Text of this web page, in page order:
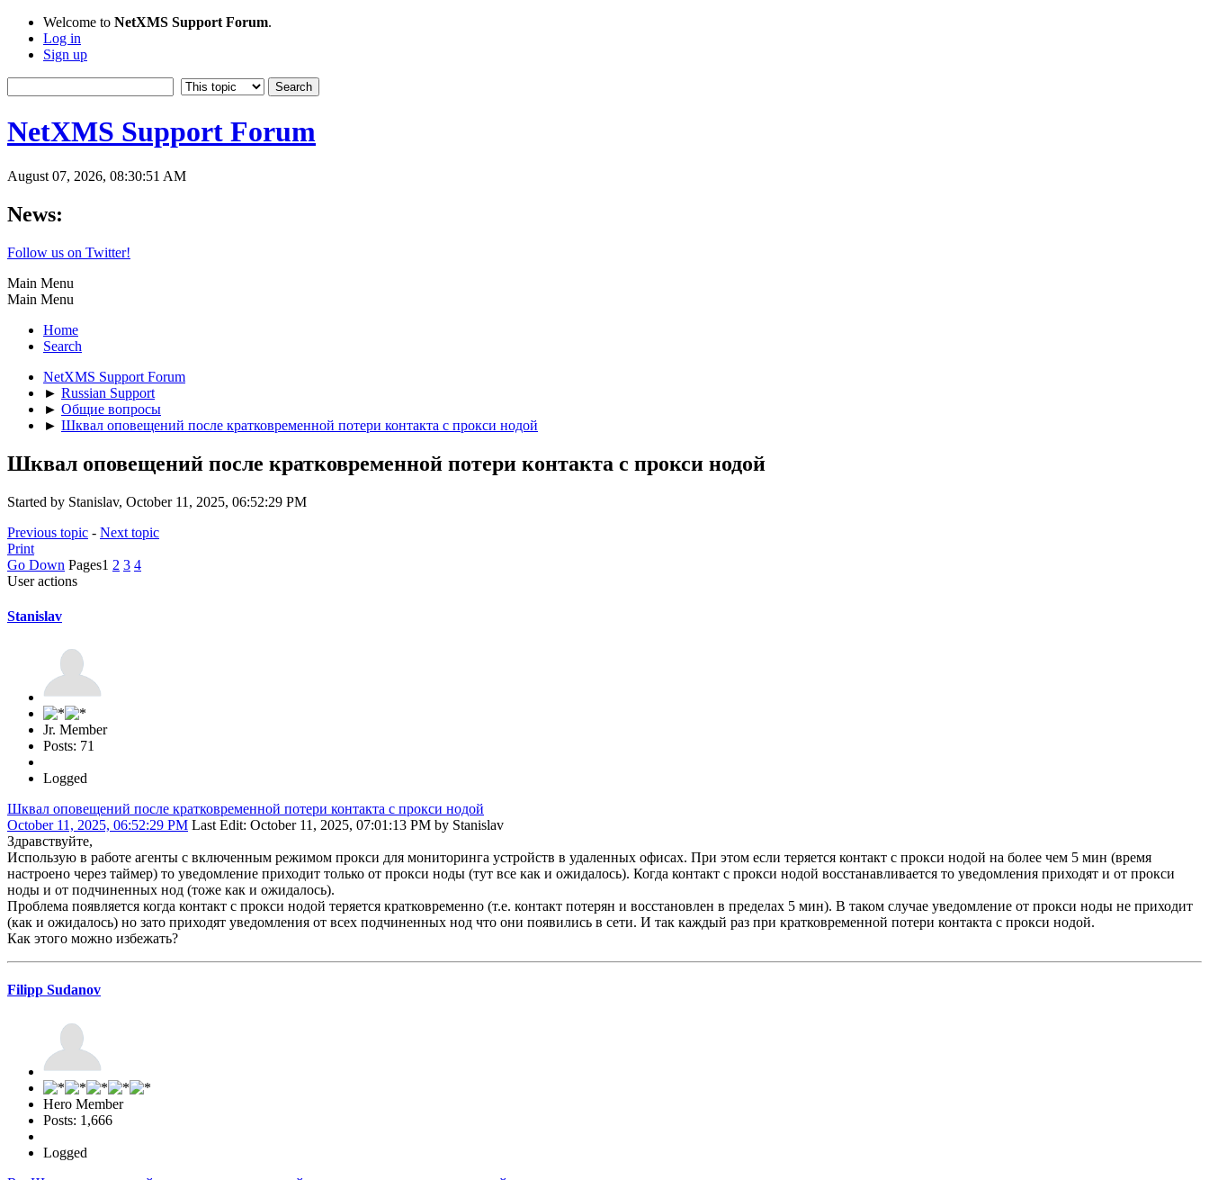
Welcome to NetXMS Support Forum.
Log in
Sign up
NetXMS Support Forum
August 07, 2026, 08:30:51 AM
News:
Follow us on Twitter!
Main Menu
Main Menu
Home
Search
NetXMS Support Forum
► Russian Support
► Общие вопросы
► Шквал оповещений после кратковременной потери контакта с прокси нодой
Шквал оповещений после кратковременной потери контакта с прокси нодой
Started by Stanislav, October 11, 2025, 06:52:29 PM
Previous topic - Next topic
Print
Go Down Pages1 2 3 4
User actions
Stanislav
Jr. Member
Posts: 71
Logged
Шквал оповещений после кратковременной потери контакта с прокси нодой
October 11, 2025, 06:52:29 PM Last Edit: October 11, 2025, 07:01:13 PM by Stanislav
Здравствуйте,
Использую в работе агенты с включенным режимом прокси для мониторинга устройств в удаленных офисах. При этом если теряется контакт с прокси нодой на более чем 5 мин (время
настроено через таймер) то уведомление приходит только от прокси ноды (тут все как и ожидалось). Когда контакт с прокси нодой восстанавливается то уведомления приходят и от прокси
ноды и от подчиненных нод (тоже как и ожидалось).
Проблема появляется когда контакт с прокси нодой теряется кратковременно (т.е. контакт потерян и восстановлен в пределах 5 мин). В таком случае уведомление от прокси ноды не приходит
(как и ожидалось) но зато приходят уведомления от всех подчиненных нод что они появились в сети. И так каждый раз при кратковременной потери контакта с прокси нодой.
Как этого можно избежать?
Filipp Sudanov
Hero Member
Posts: 1,666
Logged